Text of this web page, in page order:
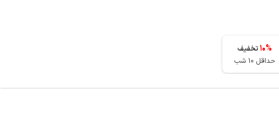
10%
تخفیف
حداقل 10 شب